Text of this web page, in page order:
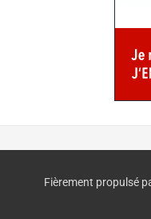
Fièrement propulsé